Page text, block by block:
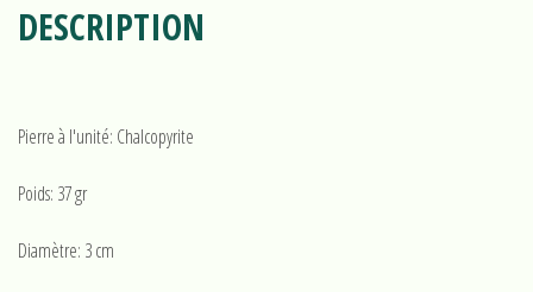
DESCRIPTION
Pierre à l'unité: Chalcopyrite
Poids: 37 gr
Diamètre: 3 cm